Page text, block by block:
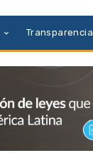
Transparencia